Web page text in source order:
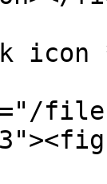
files/